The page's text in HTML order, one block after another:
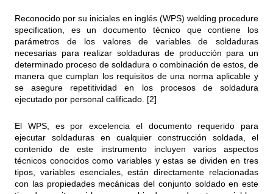
Reconocido por su iniciales en inglés (WPS) welding procedure
specification, es un documento técnico que contiene los
parámetros de los valores de variables de soldaduras
necesarias para realizar soldaduras de producción para un
determinado proceso de soldadura o combinación de estos, de
manera que cumplan los requisitos de una norma aplicable y
se asegure repetitividad en los procesos de soldadura
ejecutado por personal calificado. [2]
El WPS, es por excelencia el documento requerido para
ejecutar soldaduras en cualquier construcción soldada, el
contenido de este instrumento incluyen varios aspectos
técnicos conocidos como variables y estas se dividen en tres
tipos, variables esenciales, están directamente relacionadas
con las propiedades mecánicas del conjunto soldado en este